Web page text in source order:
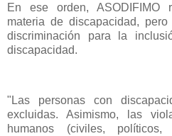
En ese orden, ASODIFIMO
materia de discapacidad,
discriminación para la
discapacidad.
"Las personas con
excluidas. Asimismo, las
humanos (civiles,